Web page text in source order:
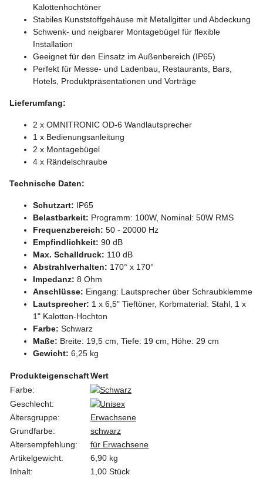
Kalottenhochtöner
Stabiles Kunststoffgehäuse mit Metallgitter und Abdeckung
Schwenk- und neigbarer Montagebügel für flexible
Installation
Geeignet für den Einsatz im Außenbereich (IP65)
Perfekt für Messe- und Ladenbau, Restaurants, Bars,
Hotels, Produktpräsentationen und Vorträge
Lieferumfang:
2 x OMNITRONIC OD-6 Wandlautsprecher
1 x Bedienungsanleitung
2 x Montagebügel
4 x Rändelschraube
Technische Daten:
Schutzart: IP65
Belastbarkeit: Programm: 100W, Nominal: 50W RMS
Frequenzbereich: 50 - 20000 Hz
Empfindlichkeit: 90 dB
Max. Schalldruck: 110 dB
Abstrahlverhalten: 170° x 170°
Impedanz: 8 Ohm
Anschlüsse: Eingang: Lautsprecher über Schraubklemme
Lautsprecher: 1 x 6,5" Tieftöner, Korbmaterial: Stahl, 1 x
1" Kalotten-Hochton
Farbe: Schwarz
Maße: Breite: 19,5 cm, Tiefe: 19 cm, Höhe: 29 cm
Gewicht: 6,25 kg
ProdukteigenschaftWert
Farbe:
Geschlecht:
Altersgruppe:
Erwachsene
Grundfarbe:
schwarz
Altersempfehlung:
für Erwachsene
Artikelgewicht:
6,90 kg
Inhalt:
1,00 Stück